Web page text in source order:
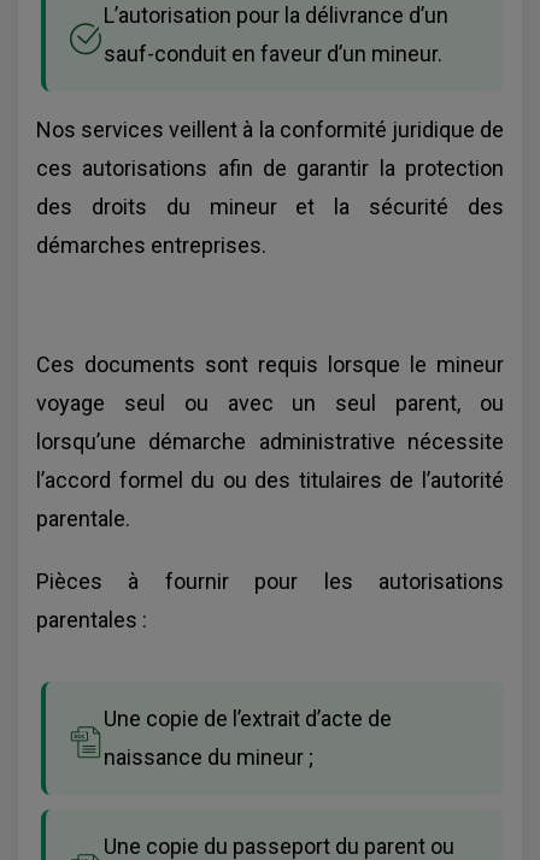
L’autorisation pour la délivrance d’un
sauf-conduit en faveur d’un mineur.
Nos services veillent à la conformité juridique de
ces autorisations afin de garantir la protection
des droits du mineur et la sécurité des
démarches entreprises.
Ces documents sont requis lorsque le mineur
voyage seul ou avec un seul parent, ou
lorsqu’une démarche administrative nécessite
l’accord formel du ou des titulaires de l’autorité
parentale.
Pièces à fournir pour les autorisations
parentales :
Une copie de l’extrait d’acte de
naissance du mineur ;
Une copie du passeport du parent ou